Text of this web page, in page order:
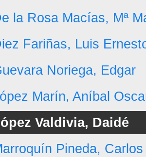
la Rosa Macías, Mª
Fariñas, Luis
Noriega, Edgar
Marín, Aníbal
Valdivia, Daidé
Pineda, Carlos